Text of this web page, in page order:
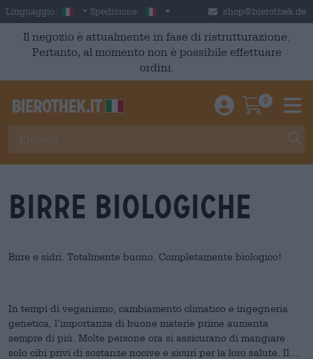
Skip to main content
Linguaggio: Italian
Spedizione: Italia shop@bierothek.de
Il negozio è attualmente in fase di ristrutturazione.
Pertanto, al momento non è possibile effettuare
ordini.
Einloggen /
0
Birre biologiche
Birre e sidri. Totalmente buono. Completamente biologico!
In tempi di veganismo, cambiamento climatico e ingegneria
genetica, l’importanza di buone materie prime aumenta
sempre di più. Molte persone ora si assicurano di mangiare
solo cibi privi di sostanze nocive e sicuri per la loro salute. Il